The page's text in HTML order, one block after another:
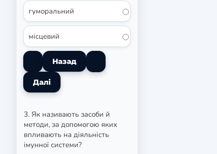
гуморальний
місцевий
3. Як називають засоби й
методи, за допомогою яких
впливають на діяльність
імунної системи?